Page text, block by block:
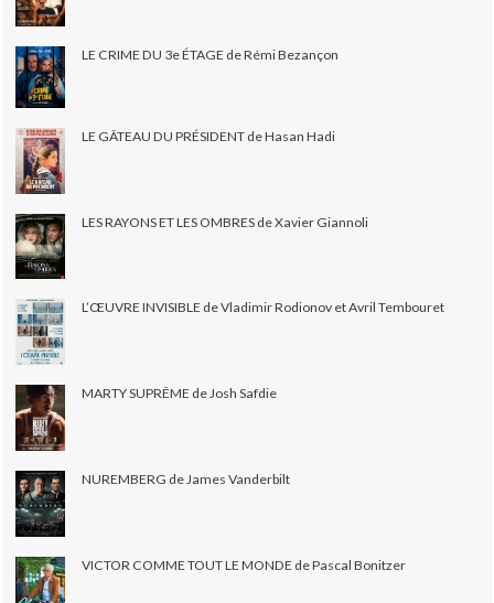
LE CRIME DU 3e ÉTAGE de Rémi Bezançon
LE GÂTEAU DU PRÉSIDENT de Hasan Hadi
LES RAYONS ET LES OMBRES de Xavier Giannoli
L’ŒUVRE INVISIBLE de Vladimir Rodionov et Avril Tembouret
MARTY SUPRÊME de Josh Safdie
NUREMBERG de James Vanderbilt
VICTOR COMME TOUT LE MONDE de Pascal Bonitzer